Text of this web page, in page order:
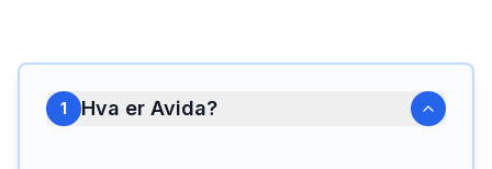
1 Hva er Avida?